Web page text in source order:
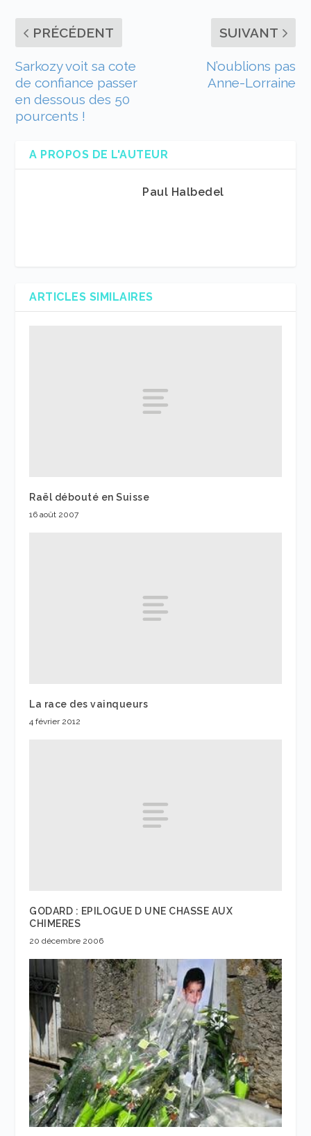
PRÉCÉDENT
Sarkozy voit sa cote
de confiance passer
en dessous des 50
pourcents !
SUIVANT
N’oublions pas
Anne-Lorraine
A PROPOS DE L'AUTEUR
Paul Halbedel
ARTICLES SIMILAIRES
Raël débouté en Suisse
16 août 2007
La race des vainqueurs
4 février 2012
GODARD : EPILOGUE D UNE CHASSE AUX
CHIMERES
20 décembre 2006